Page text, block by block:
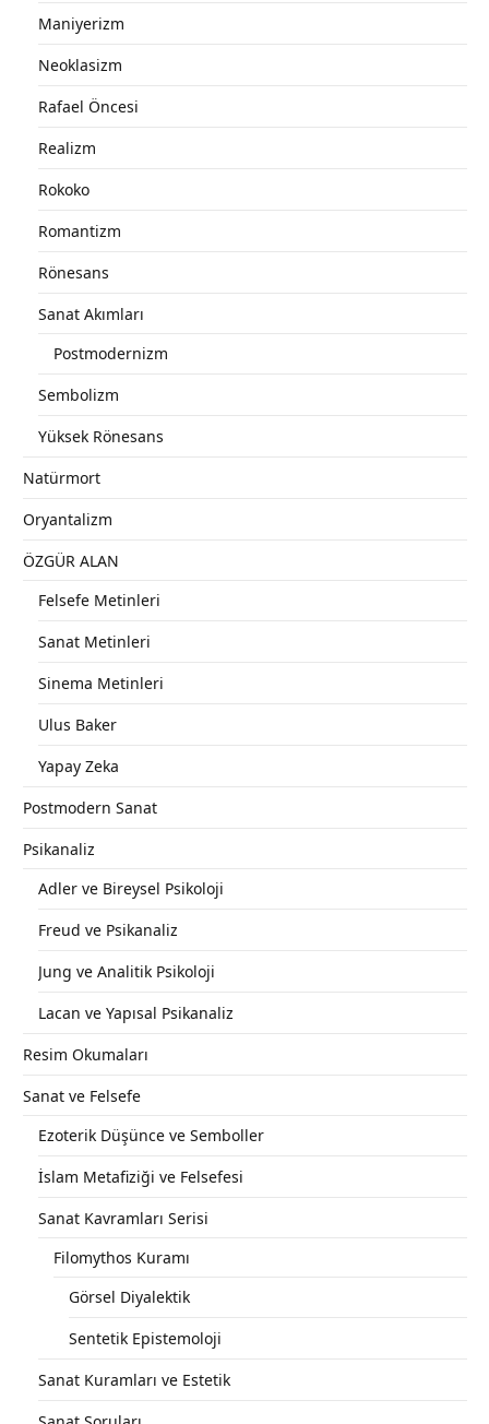
Maniyerizm
Neoklasizm
Rafael Öncesi
Realizm
Rokoko
Romantizm
Rönesans
Sanat Akımları
Postmodernizm
Sembolizm
Yüksek Rönesans
Natürmort
Oryantalizm
ÖZGÜR ALAN
Felsefe Metinleri
Sanat Metinleri
Sinema Metinleri
Ulus Baker
Yapay Zeka
Postmodern Sanat
Psikanaliz
Adler ve Bireysel Psikoloji
Freud ve Psikanaliz
Jung ve Analitik Psikoloji
Lacan ve Yapısal Psikanaliz
Resim Okumaları
Sanat ve Felsefe
Ezoterik Düşünce ve Semboller
İslam Metafiziği ve Felsefesi
Sanat Kavramları Serisi
Filomythos Kuramı
Görsel Diyalektik
Sentetik Epistemoloji
Sanat Kuramları ve Estetik